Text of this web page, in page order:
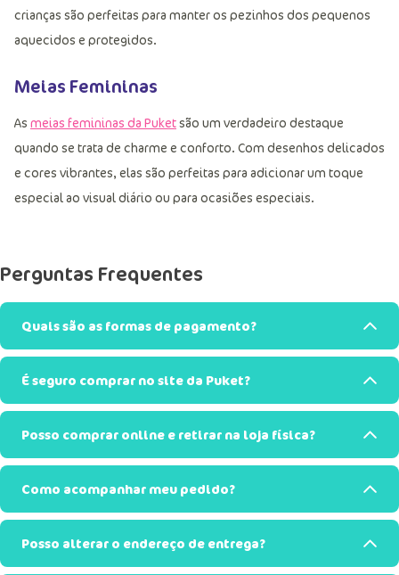
crianças são perfeitas para manter os pezinhos dos pequenos
aquecidos e protegidos.
Meias Femininas
As meias femininas da Puketsão um verdadeiro destaque
quando se trata de charme e conforto. Com desenhos delicados
e cores vibrantes, elas são perfeitas para adicionar um toque
especial ao visual diário ou para ocasiões especiais.
Perguntas Frequentes
Quais são as formas de pagamento?
É seguro comprar no site da Puket?
Posso comprar online e retirar na loja física?
Como acompanhar meu pedido?
Posso alterar o endereço de entrega?